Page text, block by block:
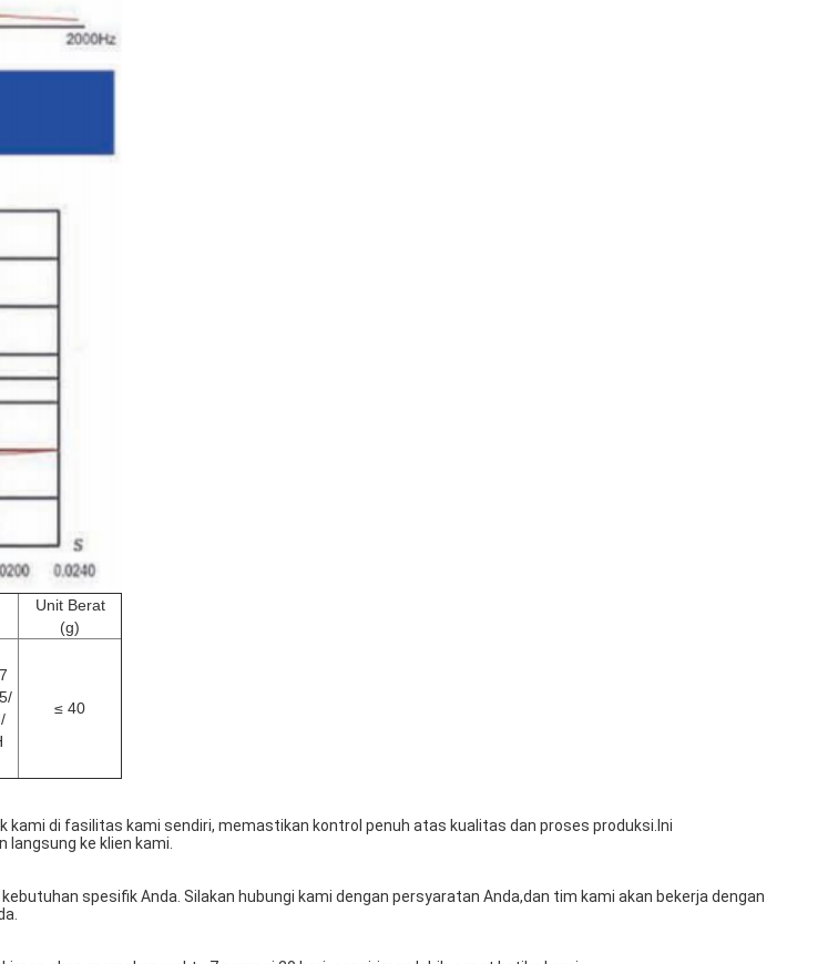
Unit Berat
(g)
≤ 40
kami di fasilitas kami sendiri, memastikan kontrol penuh atas kualitas dan proses produksi.Ini
ke klien kami.
spesifik Anda. Silakan hubungi kami dengan persyaratan Anda,dan tim kami akan bekerja dengan